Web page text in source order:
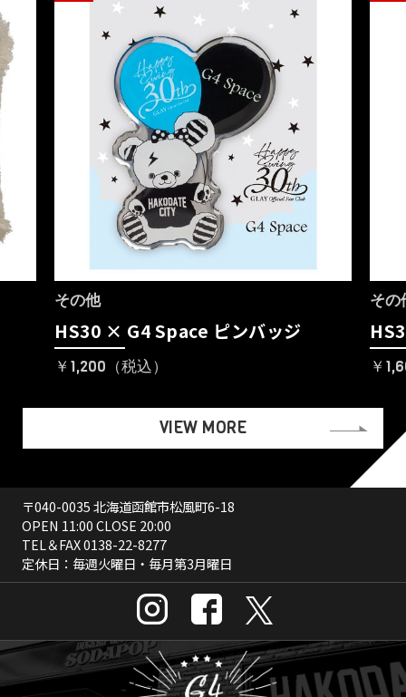
その他
HS30 × G4 Space ピンバッジ
￥1,200（税込）
その
￥
VIEW MORE
〒040-0035 北海道函館市松風町6-18
OPEN 11:00 CLOSE 20:00
TEL＆FAX0138-22-8277
定休日：毎週火曜日・毎月第3月曜日